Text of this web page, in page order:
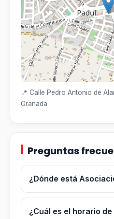
📍 Calle Pedro Antonio de
Granada
Preguntas
¿Dónde está
¿Cuál es el horario